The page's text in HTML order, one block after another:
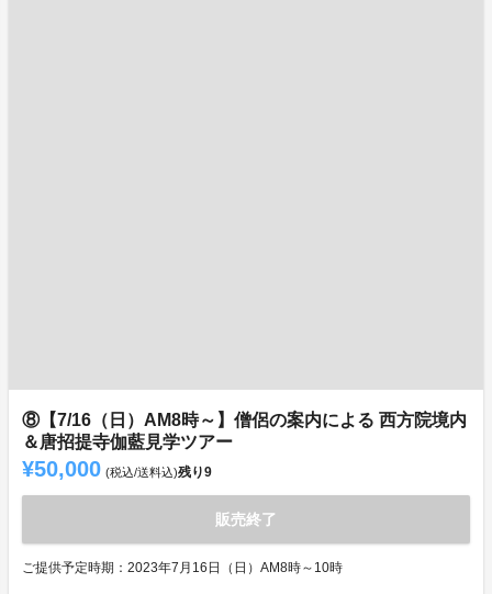
⑧【7/16（日）AM8時～】僧侶の案内による 西方院境内
＆唐招提寺伽藍見学ツアー
¥50,000 (税込/送料込)残り9
販売終了
ご提供予定時期：2023年7月16日（日）AM8時～10時